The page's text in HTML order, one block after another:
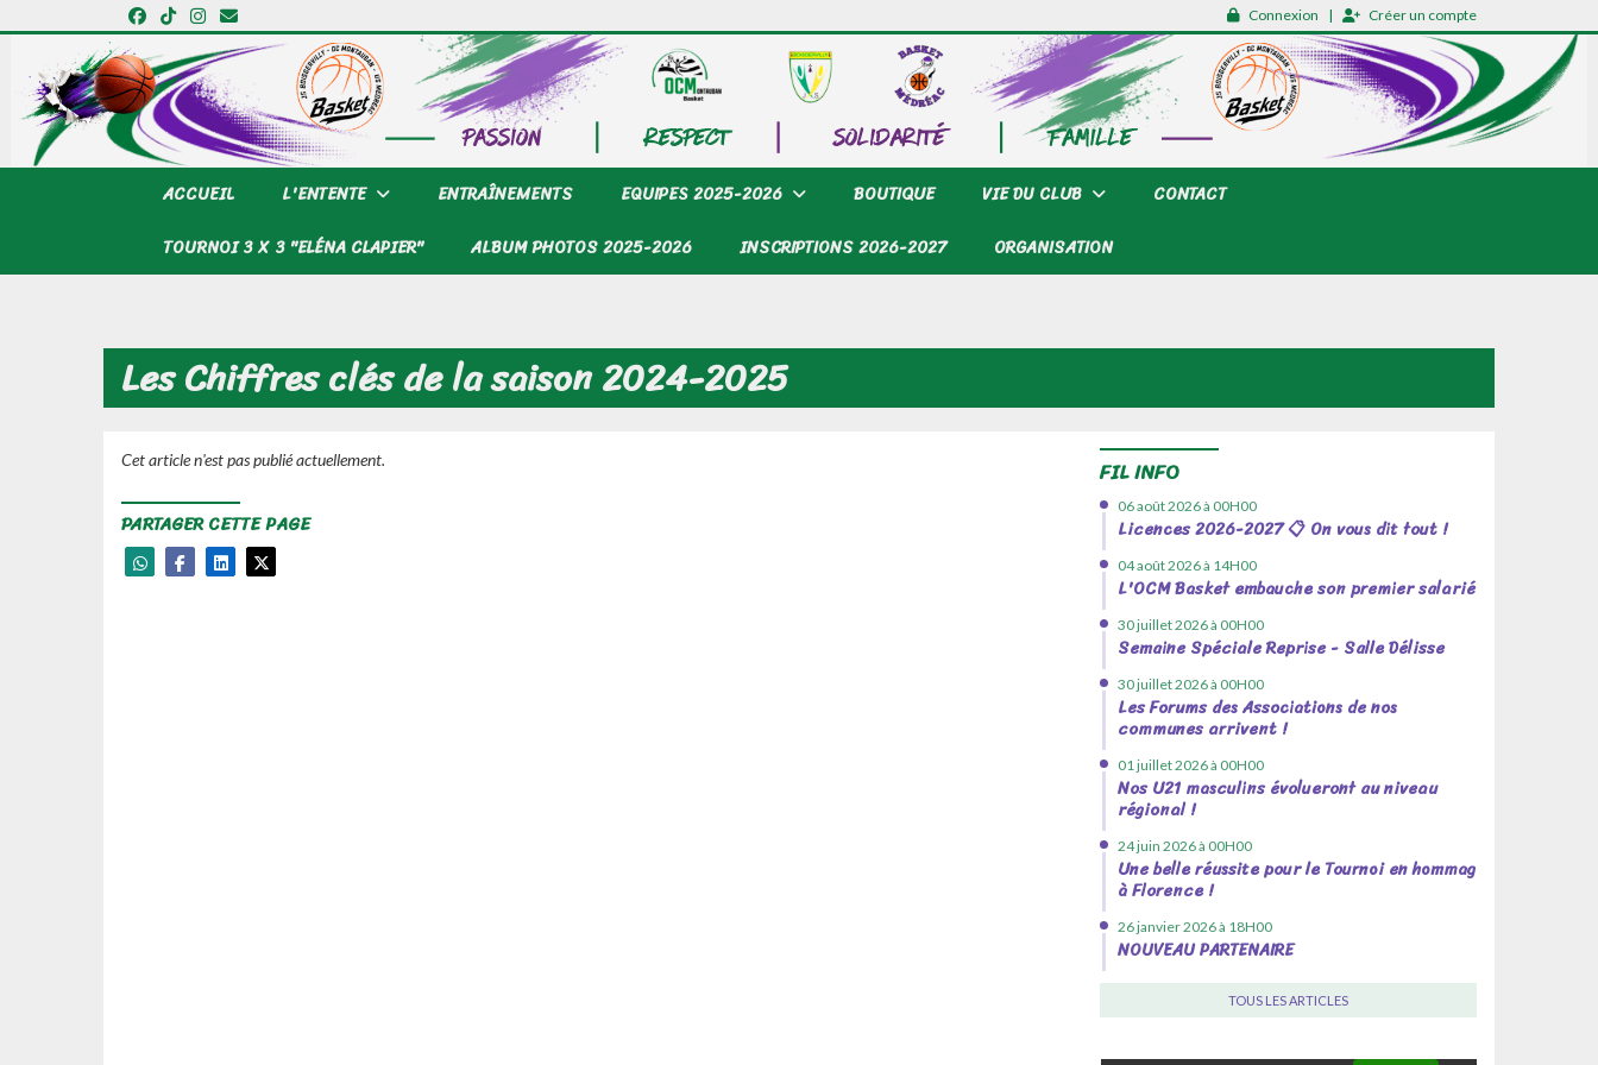
Connexion Créer un compte
ACCUEIL L'ENTENTE ENTRAÎNEMENTS EQUIPES 2025-2026 BOUTIQUE VIE DU CLUB
CONTACT
TOURNOI 3 X 3 "ELÉNA CLAPIER"
ALBUM PHOTOS 2025-2026 INSCRIPTIONS 2026-2027 ORGANISATION
Les Chiffres clés de la saison 2024-2025
Cet article n'est pas publié actuellement.
PARTAGER CETTE PAGE
FIL INFO
06 août 2026 à 00H00
Licences 2026-2027 📋 On vous dit tout !
04 août 2026 à 14H00
L'OCM Basket embauche son premier salarié !
30 juillet 2026 à 00H00
Semaine Spéciale Reprise - Salle Délisse
30 juillet 2026 à 00H00
Les Forums des Associations de nos
communes arrivent !
01 juillet 2026 à 00H00
Nos U21 masculins évolueront au niveau
régional !
24 juin 2026 à 00H00
Une belle réussite pour le Tournoi en hommage
à Florence !
26 janvier 2026 à 18H00
NOUVEAU PARTENAIRE
TOUS LES ARTICLES
Panneau de gestion des cookies